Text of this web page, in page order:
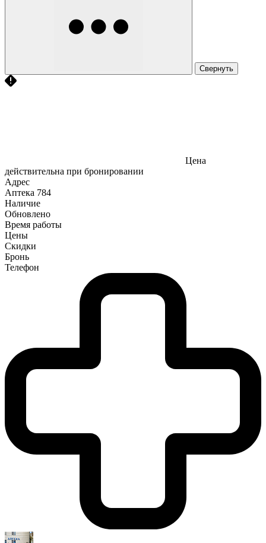
Свернуть
Цена
действительна при бронировании
Адрес
Аптека 784
Наличие
Обновлено
Время работы
Цены
Скидки
Бронь
Телефон